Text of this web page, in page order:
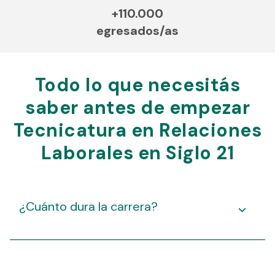
+110.000
egresados/as
Todo lo que necesitás
saber antes de empezar
Tecnicatura en Relaciones
Laborales en Siglo 21
¿Cuánto dura la carrera?